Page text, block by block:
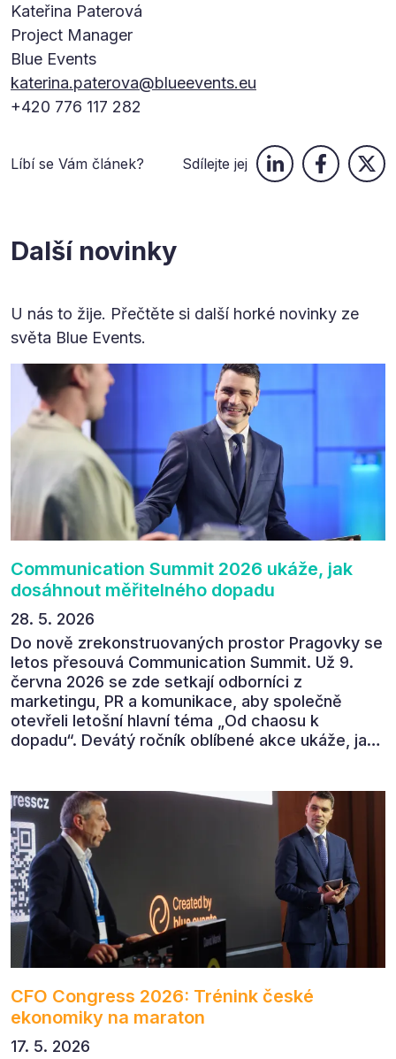
Kateřina Paterová
Project Manager
Blue Events
katerina.paterova@blueevents.eu
+420 776 117 282
Líbí se Vám článek? Sdílejte jej
Další novinky
U nás to žije. Přečtěte si další horké novinky ze
světa Blue Events.
Communication Summit 2026 ukáže, jak
dosáhnout měřitelného dopadu
28. 5. 2026
Do nově zrekonstruovaných prostor Pragovky se
letos přesouvá Communication Summit. Už 9.
června 2026 se zde setkají odborníci z
marketingu, PR a komunikace, aby společně
otevřeli letošní hlavní téma „Od chaosu k
dopadu“. Devátý ročník oblíbené akce ukáže, jak
CFO Congress 2026: Trénink české
ekonomiky na maraton
17. 5. 2026